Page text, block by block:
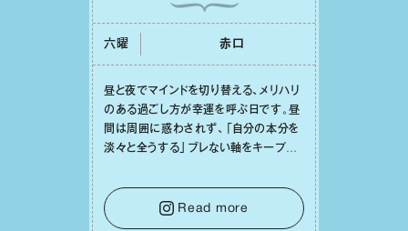
六曜 ⾚⼝
昼と夜でマインドを切り替える、メリハリ
のある過ごし⽅が幸運を呼ぶ⽇です。昼
間は周囲に惑わされず、「⾃分の本分を
淡々と全うする」ブレない軸をキープし
⾔葉に流されないよう、⼼にしっかりブ
レーキをかけること。この意識の切り替
えが、あなたに確かな安⼼感をもたらす
Read more